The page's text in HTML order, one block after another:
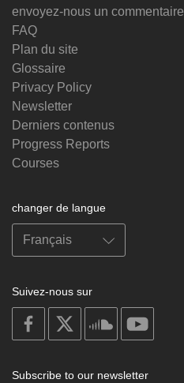
envoyez-nous un commentaire
FAQ
Plan du site
Glossaire
Privacy Policy
Newsletter
Derniers contenus
Progress Reports
Courses
changer de langue
Suivez-nous sur
on
facebook
soundcloud
Subscribe to our newsletter